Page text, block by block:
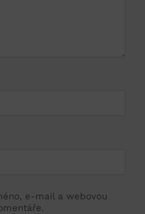
e-mail a webovou